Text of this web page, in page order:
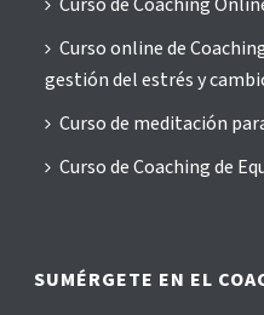
Curso online de
gestión del estrés y
Curso de meditación
Curso de Coaching de
SUMÉRGETE EN EL